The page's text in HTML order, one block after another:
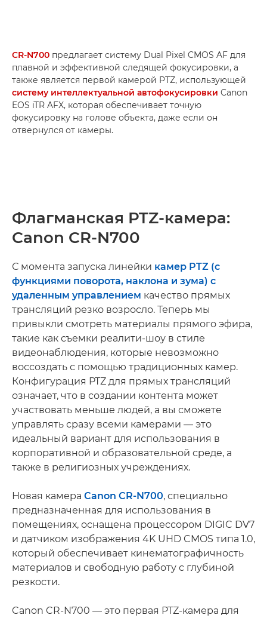
CR-N700 предлагает систему Dual Pixel CMOS AF для
плавной и эффективной следящей фокусировки, а
также является первой камерой PTZ, использующей
систему интеллектуальной автофокусировки Canon
EOS iTR AFX, которая обеспечивает точную
фокусировку на голове объекта, даже если он
отвернулся от камеры.
Флагманская PTZ-камера:
Canon CR-N700
С момента запуска линейки камер PTZ (с
функциями поворота, наклона и зума) с
удаленным управлением качество прямых
трансляций резко возросло. Теперь мы
привыкли смотреть материалы прямого эфира,
такие как съемки реалити-шоу в стиле
видеонаблюдения, которые невозможно
воссоздать с помощью традиционных камер.
Конфигурация PTZ для прямых трансляций
означает, что в создании контента может
участвовать меньше людей, а вы сможете
управлять сразу всеми камерами — это
идеальный вариант для использования в
корпоративной и образовательной среде, а
также в религиозных учреждениях.
Новая камера Canon CR-N700, специально
предназначенная для использования в
помещениях, оснащена процессором DIGIC DV7
и датчиком изображения 4K UHD CMOS типа 1.0,
который обеспечивает кинематографичность
материалов и свободную работу с глубиной
резкости.
Canon CR-N700 — это первая PTZ-камера для